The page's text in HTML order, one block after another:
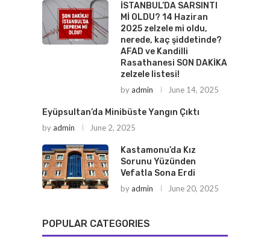
İSTANBUL’DA SARSINTI
Mİ OLDU? 14 Haziran
2025 zelzele mi oldu,
nerede, kaç şiddetinde?
AFAD ve Kandilli
Rasathanesi SON DAKİKA
zelzele listesi!
byadmin June 14, 2025
Eyüpsultan’da Minibüste Yangın Çıktı
byadmin June 2, 2025
Kastamonu’da Kız
Sorunu Yüzünden
Vefatla Sona Erdi
byadmin June 20, 2025
POPULAR CATEGORIES